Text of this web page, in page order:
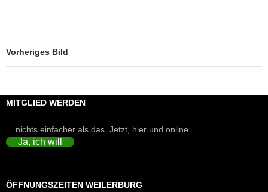
Vorheriges Bild
MITGLIED WERDEN
... nichts einfacher als das. Jetzt, hier und online.
Ja, ich will
ÖFFNUNGSZEITEN WEILERBURG